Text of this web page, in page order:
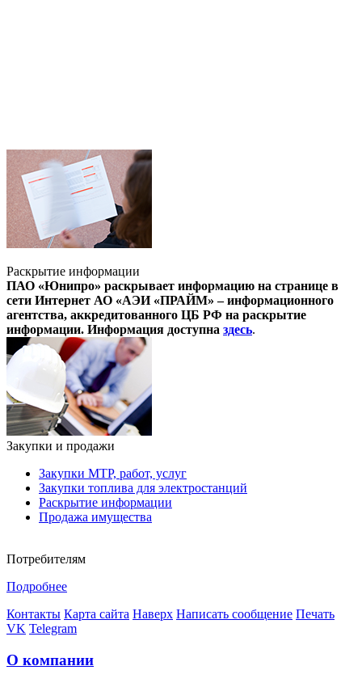
Раскрытие информации
ПАО «Юнипро» раскрывает информацию на странице в
сети Интернет АО «АЭИ «ПРАЙМ» – информационного
агентства, аккредитованного ЦБ РФ на раскрытие
информации. Информация доступна здесь.
Закупки и продажи
Закупки МТР, работ, услуг
Закупки топлива для электростанций
Раскрытие информации
Продажа имущества
Потребителям
Подробнее
Контакты Карта сайта Наверх Написать сообщение Печать
VK Telegram
О компании